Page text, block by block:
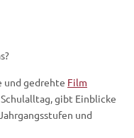
und gedrehte Film
gibt Einblicke
und